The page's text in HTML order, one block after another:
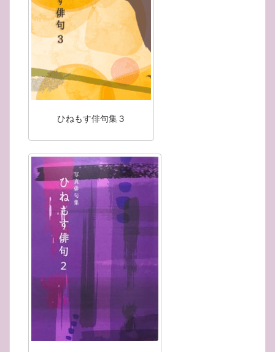
ひねもす俳句集３